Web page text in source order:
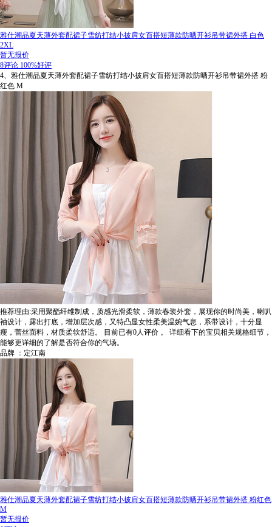
雅仕潮品夏天薄外套配裙子雪纺打结小披肩女百搭短薄款防晒开衫吊带裙外搭 白色
2XL
暂无报价
8评论 100%好评
4、雅仕潮品夏天薄外套配裙子雪纺打结小披肩女百搭短薄款防晒开衫吊带裙外搭 粉
红色 M
推荐理由:采用聚酯纤维制成，质感光滑柔软，薄款春装外套，展现你的时尚美，喇叭
袖设计，露出打底，增加层次感，又特凸显女性柔美温婉气息，系带设计，十分显
瘦，蕾丝面料，材质柔软舒适。
目前已有0人评价 。
详细看下的宝贝相关规格细节，
能够更详细的了解是否符合你的气场。
品牌 ：定江南
雅仕潮品夏天薄外套配裙子雪纺打结小披肩女百搭短薄款防晒开衫吊带裙外搭 粉红色
M
暂无报价